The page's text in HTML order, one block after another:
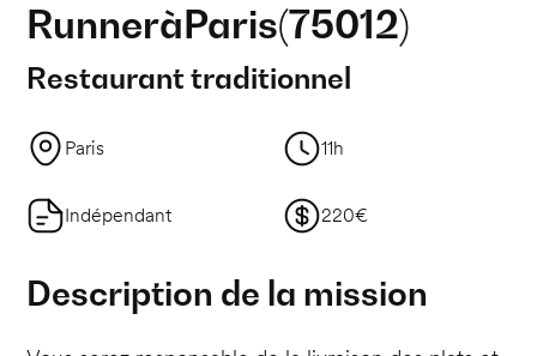
RunneràParis(75012)
Restaurant traditionnel
Paris 11h
Indépendant 220€
Description de la mission